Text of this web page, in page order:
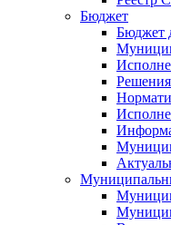
Бюджет
Бюджет